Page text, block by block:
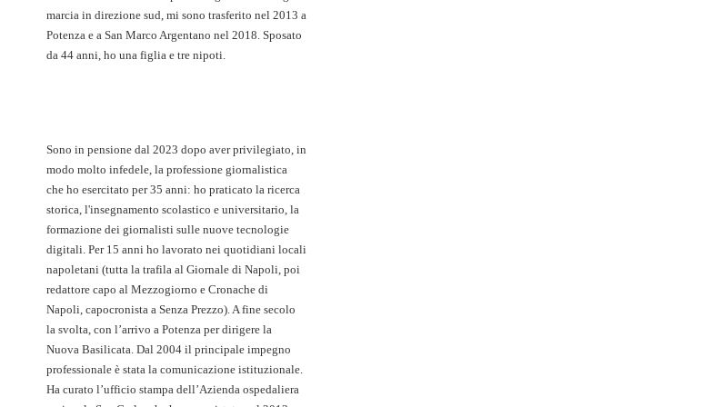
marcia in direzione sud, mi sono trasferito nel 2013 a
Potenza e a San Marco Argentano nel 2018. Sposato
da 44 anni, ho una figlia e tre nipoti.
Sono in pensione dal 2023 dopo aver privilegiato, in
modo molto infedele, la professione giornalistica
che ho esercitato per 35 anni: ho praticato la ricerca
storica, l'insegnamento scolastico e universitario, la
formazione dei giornalisti sulle nuove tecnologie
digitali. Per 15 anni ho lavorato nei quotidiani locali
napoletani (tutta la trafila al Giornale di Napoli, poi
redattore capo al Mezzogiorno e Cronache di
Napoli, capocronista a Senza Prezzo). A fine secolo
la svolta, con l’arrivo a Potenza per dirigere la
Nuova Basilicata. Dal 2004 il principale impegno
professionale è stata la comunicazione istituzionale.
Ha curato l’ufficio stampa dell’Azienda ospedaliera